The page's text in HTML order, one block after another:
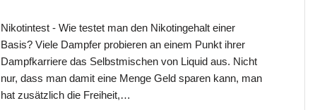
Nikotintest - Wie testet man den Nikotingehalt einer
Basis? Viele Dampfer probieren an einem Punkt ihrer
Dampfkarriere das Selbstmischen von Liquid aus. Nicht
nur, dass man damit eine Menge Geld sparen kann, man
hat zusätzlich die Freiheit,…